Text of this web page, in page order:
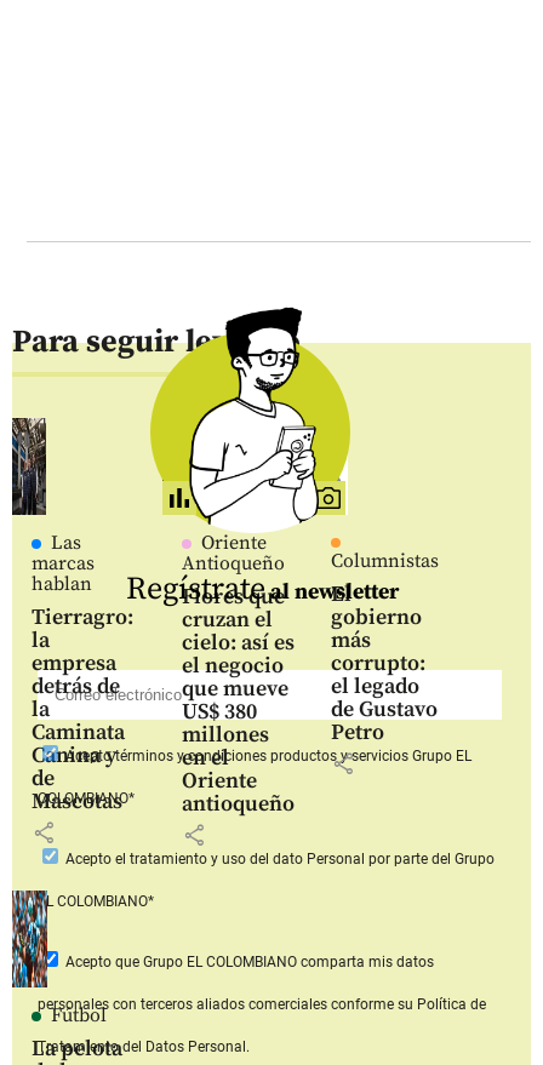
Para seguir leyendo
Las
marcas
hablan
Tierragro:
la
empresa
detrás de
la
Caminata
Canina y
de
Mascotas
share
Oriente
Antioqueño
Flores que
cruzan el
cielo: así es
el negocio
que mueve
US$ 380
millones
en el
Oriente
antioqueño
share
Columnistas
El
gobierno
más
corrupto:
el legado
de Gustavo
Petro
share
Fútbol
La pelota
Regístrateal newsletter
Aceptotérminos y condiciones productos y serviciosGrupo EL
COLOMBIANO*
Acepto el tratamiento y uso del dato Personal por parte del Grupo
EL COLOMBIANO*
Acepto que Grupo EL COLOMBIANOcomparta mis datos
personales con terceros aliados comerciales conforme su Política de
Tratamiento del Datos Personal.